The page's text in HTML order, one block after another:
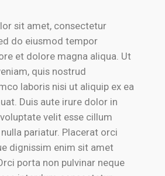
sit amet, consectetur
do eiusmod tempor
et dolore magna aliqua. Ut
quis nostrud
laboris nisi ut aliquip ex ea
Duis aute irure dolor in
velit esse cillum
pariatur. Placerat orci
dignissim enim sit amet
porta non pulvinar neque